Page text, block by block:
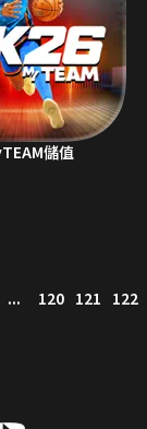
儲值
... 120 121 122